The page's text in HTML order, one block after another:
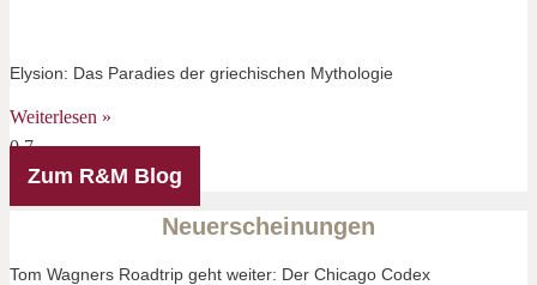
Elysion: Das Paradies der griechischen Mythologie
Weiterlesen »
Zum R&M Blog
Neuerscheinungen
Tom Wagners Roadtrip geht weiter: Der Chicago Codex